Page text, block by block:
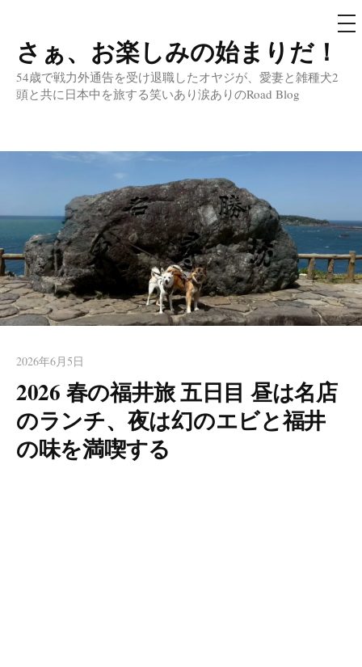
コ
ン
テ
へ
ッ
プ
さぁ、お楽しみの始まりだ！
54歳で戦力外通告を受け退職したオヤジが、愛妻と雑種犬2
頭と共に日本中を旅する笑いあり涙ありのRoad Blog
メ
ニ
2026年6月5日
2026 春の福井旅 五日目 昼は名店
のランチ、夜は幻のエビと福井
の味を満喫する